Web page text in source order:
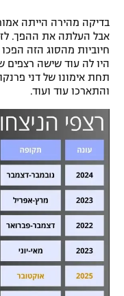
לוח דרושים – ג'ובנט
תגיות
המגזין
בדיקה מהירה הייתה
אבל העלתה את ההפך.
חיוביות מהסוג הזה
היו לה עוד שישה רצפים
תחת אימונו של דני
והתארכו עוד ועוד.